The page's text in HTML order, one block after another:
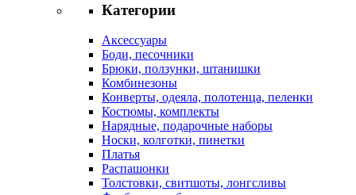
Категории
Аксессуары
Боди, песочники
Брюки, ползунки, штанишки
Комбинезоны
Конверты, одеяла, полотенца, пеленки
Костюмы, комплекты
Нарядные, подарочные наборы
Носки, колготки, пинетки
Платья
Распашонки
Толстовки, свитшоты, лонгсливы